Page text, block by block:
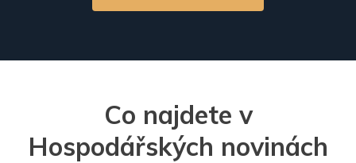
Co najdete v
Hospodářských novinách